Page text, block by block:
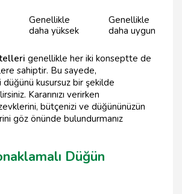
Genellikle
daha yüksek
Genellikle
daha uygun
genellikle her iki konseptte de
sahiptir. Bu sayede,
kusursuz bir şekilde
Kararınızı verirken
bütçenizi ve düğününüzün
göz önünde bulundurmanız
Düğün